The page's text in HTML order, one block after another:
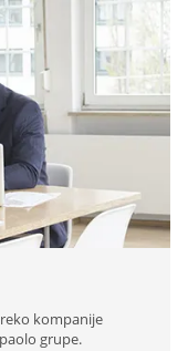
kompanije
grupe.